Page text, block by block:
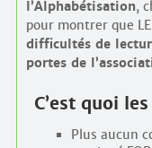
l’Alphabétisation,
pour montrer que
difficultés de
portes de
C’est quoi
Plus aucun